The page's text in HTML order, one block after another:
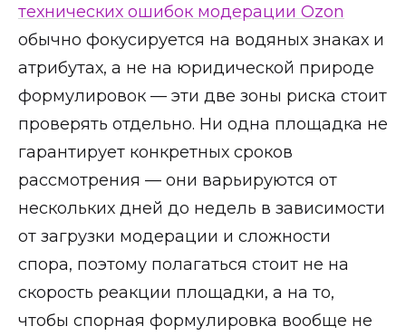
технических ошибок модерации Ozon
обычно фокусируется на водяных знаках и
атрибутах, а не на юридической природе
формулировок — эти две зоны риска стоит
проверять отдельно. Ни одна площадка не
гарантирует конкретных сроков
рассмотрения — они варьируются от
нескольких дней до недель в зависимости
от загрузки модерации и сложности
спора, поэтому полагаться стоит не на
скорость реакции площадки, а на то,
чтобы спорная формулировка вообще не